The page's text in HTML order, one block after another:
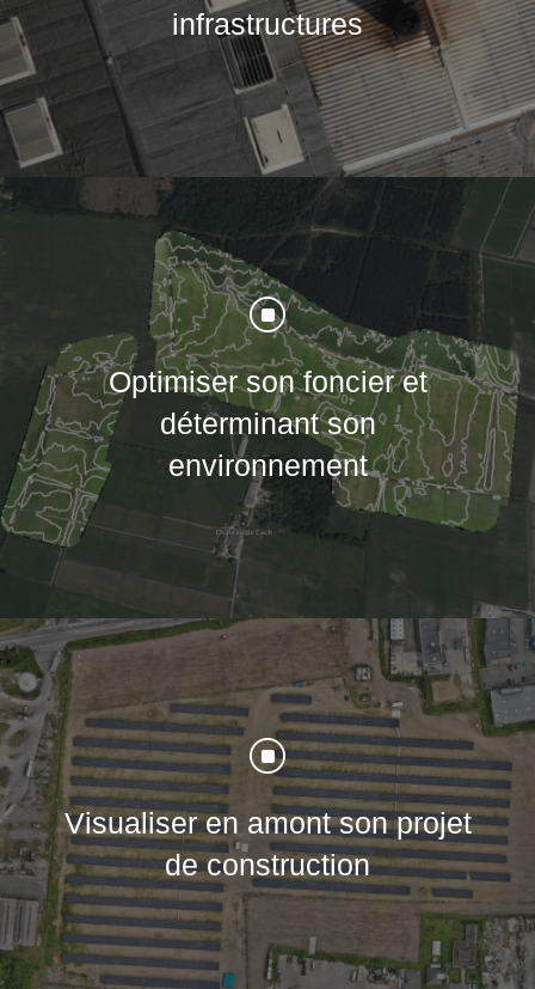
infrastructures
]
Optimiser son foncier et
déterminant son
environnement
]
Visualiser en amont son projet
de construction